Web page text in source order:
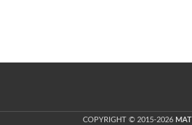
COPYRIGHT © 2015-2026